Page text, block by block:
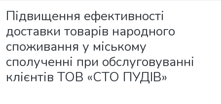
Підвищення ефективності
доставки товарів народного
споживання у міському
сполученні при обслуговуванні
клієнтів ТОВ «СТО ПУДІВ»